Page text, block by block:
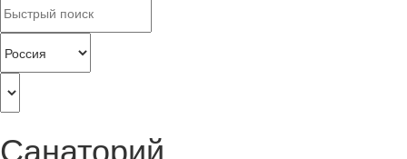
Санаторий